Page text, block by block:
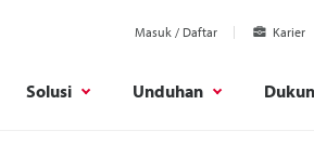
Masuk / Daftar Karier
Solusi Unduhan